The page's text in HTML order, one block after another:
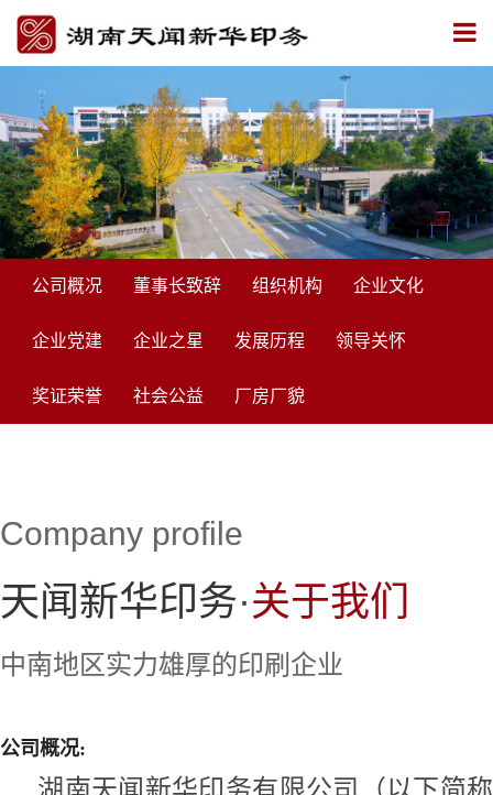
公司概况 董事长致辞 组织机构 企业文化
企业党建 企业之星 发展历程 领导关怀
奖证荣誉 社会公益 厂房厂貌
Company profile
天闻新华印务·关于我们
中南地区实力雄厚的印刷企业
公司概况:
湖南天闻新华印务有限公司（以下简称